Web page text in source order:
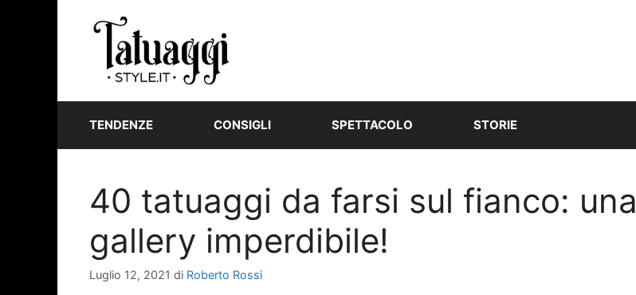
TENDENZE CONSIGLI SPETTACOLO STORIE
40 tatuaggi da farsi sul fianco: una
gallery imperdibile!
Luglio 12, 2021 di Roberto Rossi